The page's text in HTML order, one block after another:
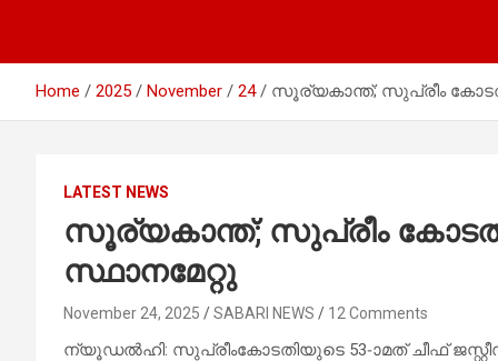
Home 2025 November 24 സൂര്യകാന്ത്; സുപ്രീം
LATEST NEWS
സൂര്യകാന്ത്; സുപ്രീം കോടതി
സ്ഥാനമേറ്റു
November 24, 2025 SABARI NEWS 12 Comments
ന്യൂഡൽഹി: സു​​​​പ്രീം​​​​കോ​​​​ട​​​​തി​​​​യു​​​​ടെ 53-ാമ​​​​ത് ചീ​​​​ഫ്